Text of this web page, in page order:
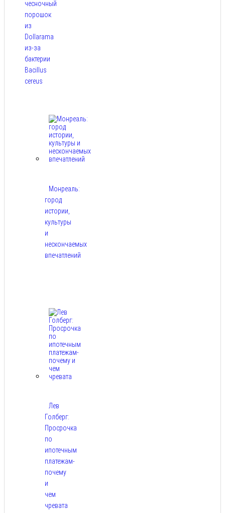
чесночный
порошок
из
Dollarama
из-за
бактерии
Bacillus
cereus
Монреаль:
город
истории,
культуры
и
нескончаемых
впечатлений
Лев
Голберг:
Просрочка
по
ипотечным
платежам-
почему
и
чем
чревата